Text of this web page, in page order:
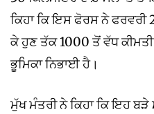
ਕਿਹਾ ਕਿ ਇਸ ਫੋਰਸ ਨੇ
ਕੇ ਹੁਣ ਤੱਕ 1000 ਤੋਂ ਵੱਧ
ਭੂਮਿਕਾ ਨਿਭਾਈ ਹੈ।
ਮੁੱਖ ਮੰਤਰੀ ਨੇ ਕਿਹਾ ਕਿ ਇਹ